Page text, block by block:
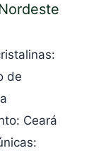
de
Ceará